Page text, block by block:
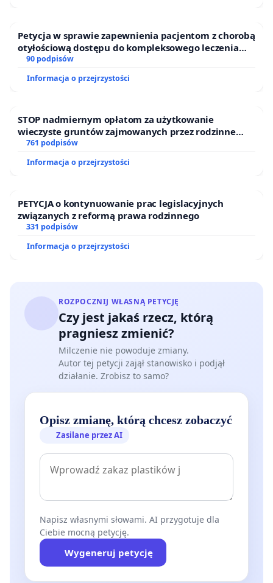
Petycja adresowana jest do Prezydenta RP i Premiera.
Prokurator Generelny juz otrzymał.
Petycja w sprawie zapewnienia pacjentom z chorobą
otyłościową dostępu do kompleksowego leczenia
oraz programów profilaktycznych.
90 podpisów
Informacja o przejrzystości
STOP nadmiernym opłatom za użytkowanie
wieczyste gruntów zajmowanych przez rodzinne
ogrody działkowe.
761 podpisów
Informacja o przejrzystości
PETYCJA o kontynuowanie prac legislacyjnych
związanych z reformą prawa rodzinnego
331 podpisów
Informacja o przejrzystości
ROZPOCZNIJ WŁASNĄ PETYCJĘ
Czy jest jakaś rzecz, którą
pragniesz zmienić?
Milczenie nie powoduje zmiany.
Autor tej petycji zajął stanowisko i podjął
działanie. Zrobisz to samo?
Opisz zmianę, którą chcesz zobaczyć
Zasilane przez AI
Napisz własnymi słowami. AI przygotuje dla
Ciebie mocną petycję.
Wygeneruj petycję